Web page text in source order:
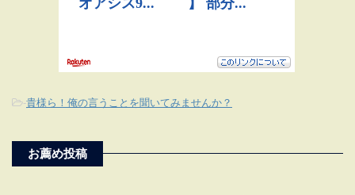
-貴様ら！俺の言うことを聞いてみませんか？
お薦め投稿